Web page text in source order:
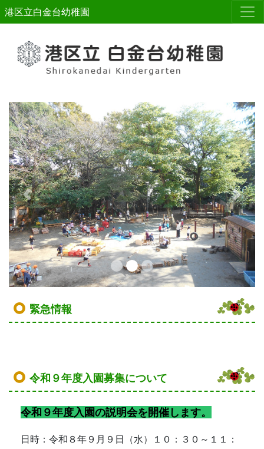
港区立白金台幼稚園
Previous Next
緊急情報
令和９年度入園募集について
令和９年度入園の説明会を開催します。
日時：令和８年９月９日（水）１０：３０～１１：